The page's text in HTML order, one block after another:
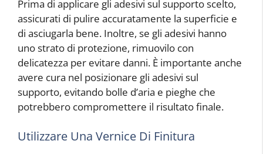
Prima di applicare gli adesivi sul supporto scelto,
assicurati di pulire accuratamente la superficie e
di asciugarla bene. Inoltre, se gli adesivi hanno
uno strato di protezione, rimuovilo con
delicatezza per evitare danni. È importante anche
avere cura nel posizionare gli adesivi sul
supporto, evitando bolle d’aria e pieghe che
potrebbero compromettere il risultato finale.
Utilizzare Una Vernice Di Finitura